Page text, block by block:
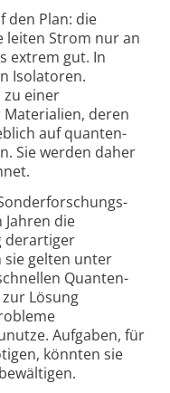
den Plan: die
leiten Strom nur an
extrem gut. In
Isolatoren.
zu einer
deren
auf quanten­
Sie werden daher
die
derartiger
gelten unter
Quanten­
Lösung
Aufgaben, für
könnten sie